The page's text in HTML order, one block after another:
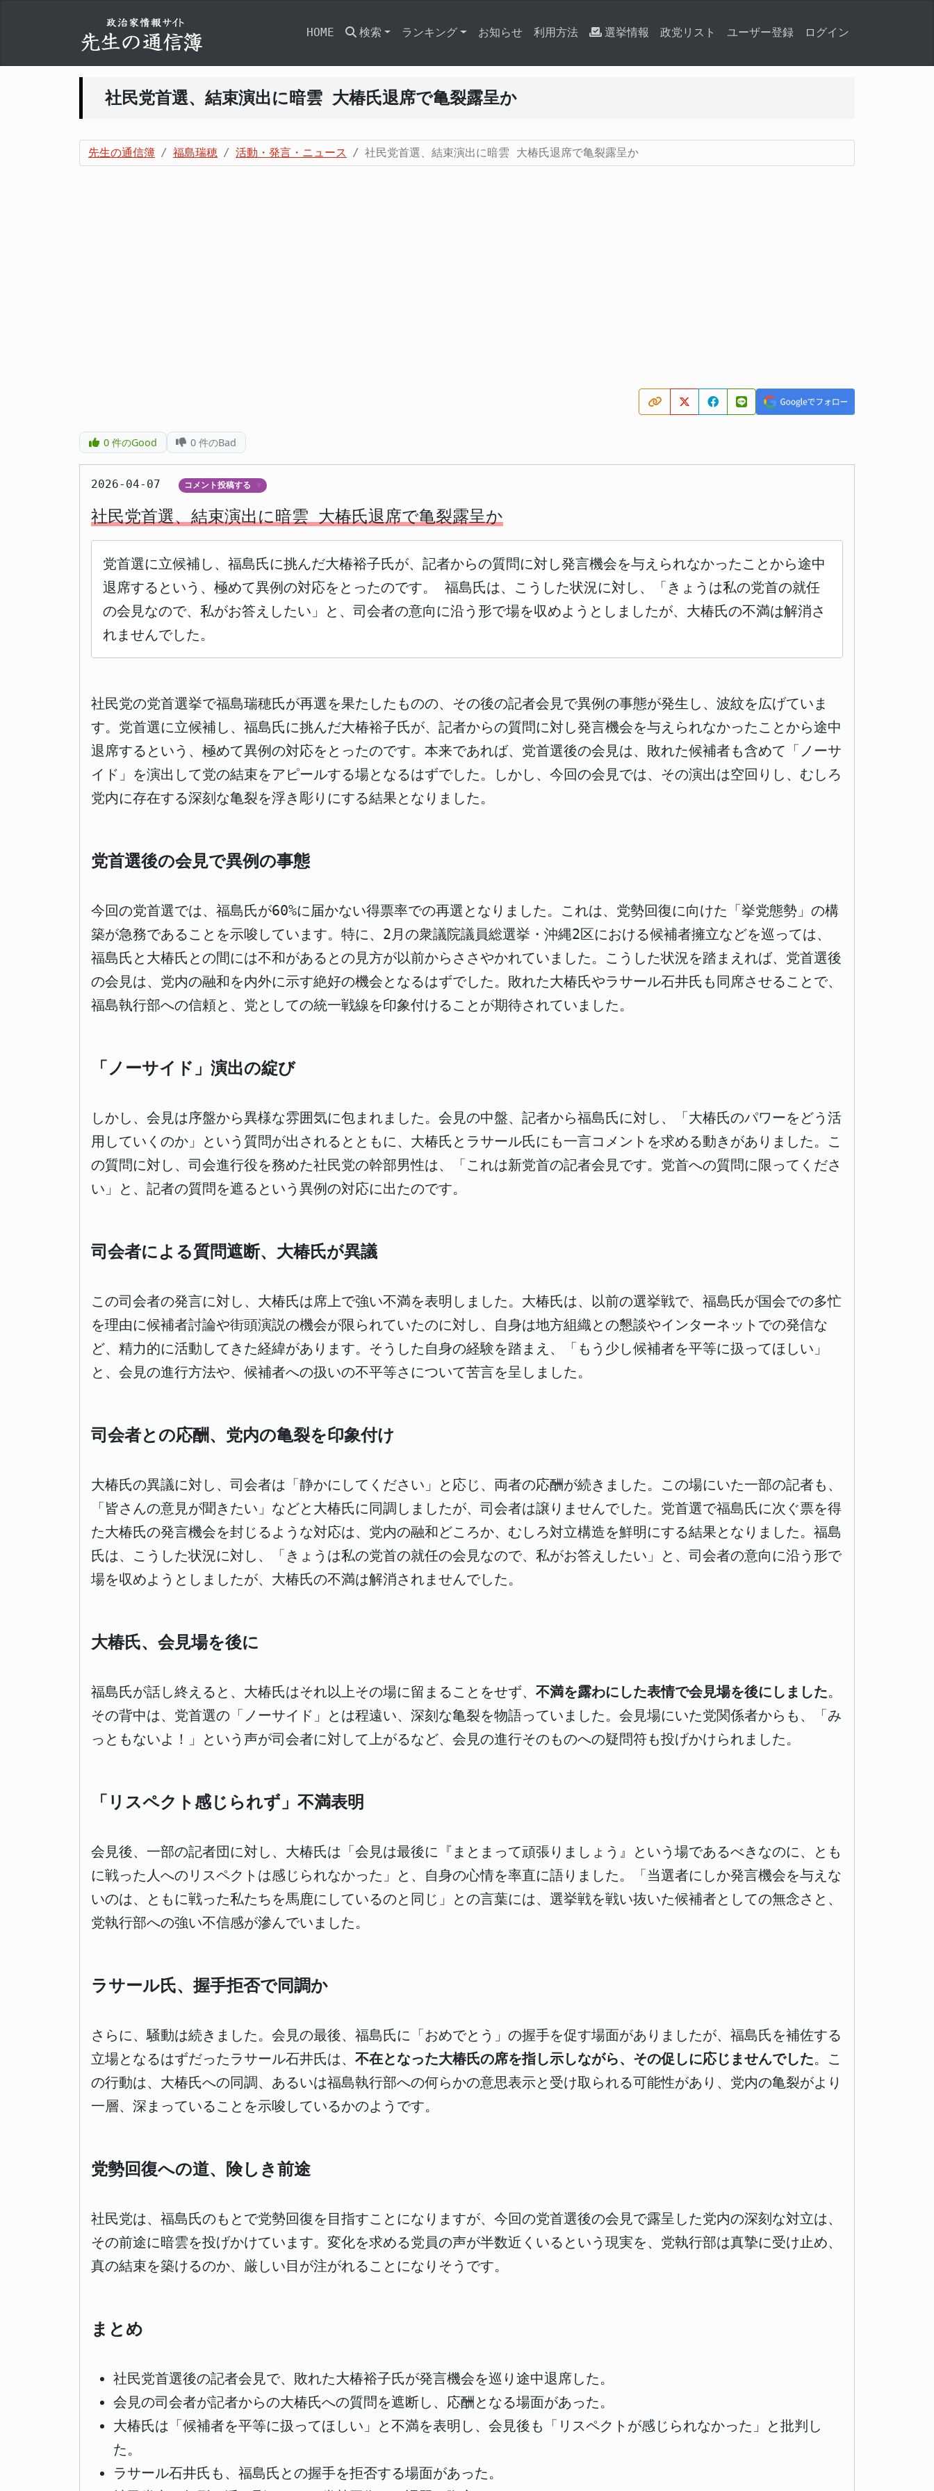
HOME 検索 ランキング お知らせ 利用方法 選挙情報 政党リスト ユーザー登録 ログイン
社民党首選、結束演出に暗雲 大椿氏退席で亀裂露呈か
先生の通信簿 福島瑞穂 活動・発言・ニュース 社民党首選、結束演出に暗雲 大椿氏退席で亀裂露呈か
0件のGood 0 件のBad
2026-04-07 コメント投稿する
社民党首選、結束演出に暗雲 大椿氏退席で亀裂露呈か
党首選に立候補し、福島氏に挑んだ大椿裕子氏が、記者からの質問に対し発言機会を与えられなかったことから途中
退席するという、極めて異例の対応をとったのです。 福島氏は、こうした状況に対し、「きょうは私の党首の就任
の会見なので、私がお答えしたい」と、司会者の意向に沿う形で場を収めようとしましたが、大椿氏の不満は解消さ
れませんでした。
社民党の党首選挙で福島瑞穂氏が再選を果たしたものの、その後の記者会見で異例の事態が発生し、波紋を広げていま
す。党首選に立候補し、福島氏に挑んだ大椿裕子氏が、記者からの質問に対し発言機会を与えられなかったことから途中
退席するという、極めて異例の対応をとったのです。本来であれば、党首選後の会見は、敗れた候補者も含めて「ノーサ
イド」を演出して党の結束をアピールする場となるはずでした。しかし、今回の会見では、その演出は空回りし、むしろ
党内に存在する深刻な亀裂を浮き彫りにする結果となりました。
党首選後の会見で異例の事態
今回の党首選では、福島氏が60%に届かない得票率での再選となりました。これは、党勢回復に向けた「挙党態勢」の構
築が急務であることを示唆しています。特に、2月の衆議院議員総選挙・沖縄2区における候補者擁立などを巡っては、
福島氏と大椿氏との間には不和があるとの見方が以前からささやかれていました。こうした状況を踏まえれば、党首選後
の会見は、党内の融和を内外に示す絶好の機会となるはずでした。敗れた大椿氏やラサール石井氏も同席させることで、
福島執行部への信頼と、党としての統一戦線を印象付けることが期待されていました。
「ノーサイド」演出の綻び
しかし、会見は序盤から異様な雰囲気に包まれました。会見の中盤、記者から福島氏に対し、「大椿氏のパワーをどう活
用していくのか」という質問が出されるとともに、大椿氏とラサール氏にも一言コメントを求める動きがありました。こ
の質問に対し、司会進行役を務めた社民党の幹部男性は、「これは新党首の記者会見です。党首への質問に限ってくださ
い」と、記者の質問を遮るという異例の対応に出たのです。
司会者による質問遮断、大椿氏が異議
この司会者の発言に対し、大椿氏は席上で強い不満を表明しました。大椿氏は、以前の選挙戦で、福島氏が国会での多忙
を理由に候補者討論や街頭演説の機会が限られていたのに対し、自身は地方組織との懇談やインターネットでの発信な
ど、精力的に活動してきた経緯があります。そうした自身の経験を踏まえ、「もう少し候補者を平等に扱ってほしい」
と、会見の進行方法や、候補者への扱いの不平等さについて苦言を呈しました。
司会者との応酬、党内の亀裂を印象付け
大椿氏の異議に対し、司会者は「静かにしてください」と応じ、両者の応酬が続きました。この場にいた一部の記者も、
「皆さんの意見が聞きたい」などと大椿氏に同調しましたが、司会者は譲りませんでした。党首選で福島氏に次ぐ票を得
た大椿氏の発言機会を封じるような対応は、党内の融和どころか、むしろ対立構造を鮮明にする結果となりました。福島
氏は、こうした状況に対し、「きょうは私の党首の就任の会見なので、私がお答えしたい」と、司会者の意向に沿う形で
場を収めようとしましたが、大椿氏の不満は解消されませんでした。
大椿氏、会見場を後に
福島氏が話し終えると、大椿氏はそれ以上その場に留まることをせず、 不満を露わにした表情で会見場を後にしました。
その背中は、党首選の「ノーサイド」とは程遠い、深刻な亀裂を物語っていました。会見場にいた党関係者からも、「み
っともないよ！」という声が司会者に対して上がるなど、会見の進行そのものへの疑問符も投げかけられました。
「リスペクト感じられず」不満表明
会見後、一部の記者団に対し、大椿氏は「会見は最後に『まとまって頑張りましょう』という場であるべきなのに、とも
に戦った人へのリスペクトは感じられなかった」と、自身の心情を率直に語りました。「当選者にしか発言機会を与えな
いのは、ともに戦った私たちを馬鹿にしているのと同じ」との言葉には、選挙戦を戦い抜いた候補者としての無念さと、
党執行部への強い不信感が滲んでいました。
ラサール氏、握手拒否で同調か
さらに、騒動は続きました。会見の最後、福島氏に「おめでとう」の握手を促す場面がありましたが、福島氏を補佐する
立場となるはずだったラサール石井氏は、 不在となった大椿氏の席を指し示しながら、その促しに応じませんでした。こ
の行動は、大椿氏への同調、あるいは福島執行部への何らかの意思表示と受け取られる可能性があり、党内の亀裂がより
一層、深まっていることを示唆しているかのようです。
党勢回復への道、険しき前途
社民党は、福島氏のもとで党勢回復を目指すことになりますが、今回の党首選後の会見で露呈した党内の深刻な対立は、
その前途に暗雲を投げかけています。変化を求める党員の声が半数近くいるという現実を、党執行部は真摯に受け止め、
真の結束を築けるのか、厳しい目が注がれることになりそうです。
まとめ
社民党首選後の記者会見で、敗れた大椿裕子氏が発言機会を巡り途中退席した。
会見の司会者が記者からの大椿氏への質問を遮断し、応酬となる場面があった。
大椿氏は「候補者を平等に扱ってほしい」と不満を表明し、会見後も「リスペクトが感じられなかった」と批判し
た。
ラサール石井氏も、福島氏との握手を拒否する場面があった。